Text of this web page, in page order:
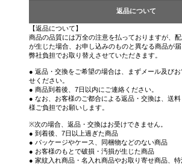
返品について
【返品について】
商品の品質には万全の注意を払っておりますが、
が生じた場合、お申し込みのものと異なる商品が
弊社負担でお取り替えさせていただきます。
● 返品・交換をご希望の場合は、まずメール及び
せください。
● 商品到着後、7日以内にご連絡ください。
● なお、お客様のご都合による返品・交換は、送
様ご負担でお願いします。
※次の場合、返品・交換はお受けできません。
● 到着後、7日以上過ぎた商品
● パッケージやケース、同梱物などのない商品
● お客様のもとで破損・汚損が生じた商品
● 家紋入れ商品・名入れ商品やお取り寄せ商品、